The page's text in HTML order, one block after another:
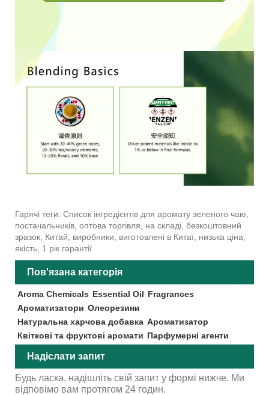
Гарячі теги: Список інгредієнтів для аромату зеленого чаю,
постачальників, оптова торгівля, на складі, безкоштовний
зразок, Китай, виробники, виготовлені в Китаї, низька ціна,
якість, 1 рік гарантії
Пов'язана категорія
Aroma Chemicals Essential Oil Fragrances
Ароматизатори Олеорезини
Натуральна харчова добавка Ароматизатор
Квіткові та фруктові аромати Парфумерні агенти
Надіслати запит
Будь ласка, надішліть свій запит у формі нижче. Ми
відповімо вам протягом 24 годин.